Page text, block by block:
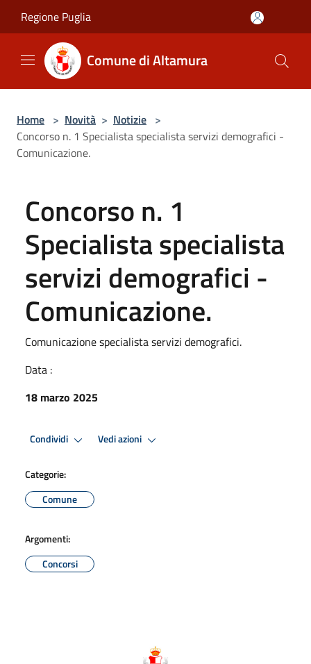
Regione Puglia
Comune di Altamura
Home > Novità > Notizie >
Concorso n. 1 Specialista specialista servizi demografici -
Comunicazione.
Concorso n. 1
Specialista specialista
servizi demografici -
Comunicazione.
Comunicazione specialista servizi demografici.
Data :
18 marzo 2025
Condividi Vedi azioni
Categorie:
Comune
Argomenti:
Concorsi